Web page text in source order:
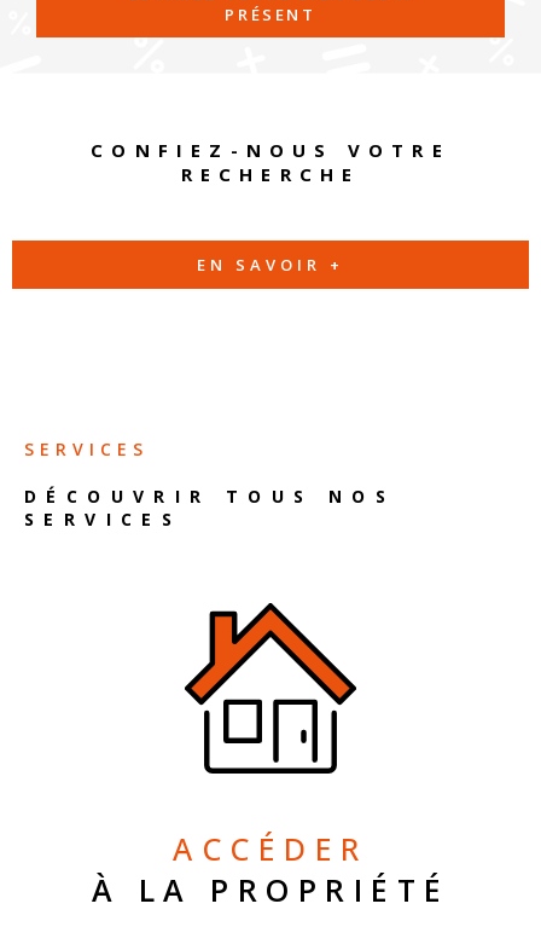
PRÉSENT
CONFIEZ-NOUS VOTRE
RECHERCHE
EN SAVOIR +
SERVICES
DÉCOUVRIR TOUS NOS
SERVICES
ACCÉDER
À LA PROPRIÉTÉ